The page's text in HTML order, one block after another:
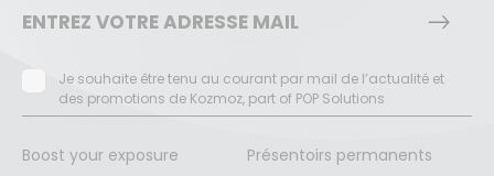
Je souhaite être tenu au courant par mail de l’actualité et
des promotions de Kozmoz, part of POP Solutions
Boost your exposure
Présentoirs permanents